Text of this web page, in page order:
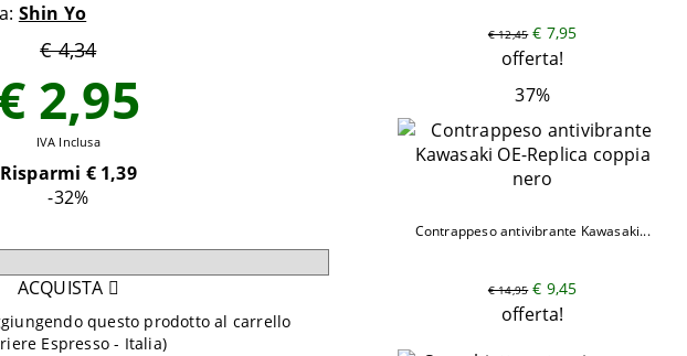
Shin Yo
€ 4,34
2,95
IVA Inclusa
Risparmi € 1,39
-32%
ACQUISTA
questo prodotto al carrello
Espresso - Italia)
€ 12,45 € 7,95
offerta!
37%
Contrappeso antivibrante Kawasaki...
€ 14,95 € 9,45
offerta!